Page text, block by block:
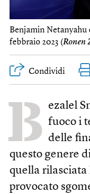
Benjamin Netanyahu
febbraio 2023 (Ronen
Condividi
B ezalel
fuoco i
delle
questo genere
quella rilasciata
provocato